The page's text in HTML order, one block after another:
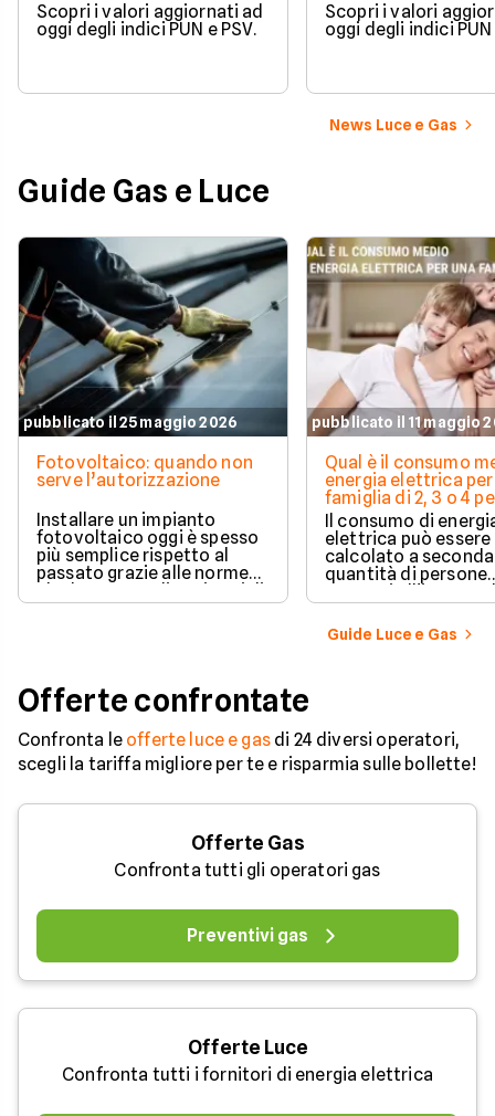
Scopri i valori aggiornati ad
oggi degli indici PUN e PSV.
Scopri i valori
oggi degli indici PUN
News Luce e Gas
Guide Gas e Luce
pubblicato il 25 maggio 2026
Fotovoltaico: quando non
serve l’autorizzazione
Installare un impianto
fotovoltaico oggi è spesso
più semplice rispetto al
passato grazie alle norme
che hanno ampliato i casi di
edilizia libera.
pubblicato il 11 maggio
Qual è il consumo
energia elettrica per
famiglia di 2, 3 o 4
Il consumo di
elettrica può essere
calcolato a
quantità di persone
presenti all'interno
determinato
numerosi i fattori
influenzano questo
Guide Luce e Gas
Offerte confrontate
Confronta le offerte luce e gasdi 24 diversi operatori,
scegli la tariffa migliore per te e risparmia sulle bollette!
Offerte Gas
Confronta tutti gli operatori gas
Preventivi gas
Offerte Luce
Confronta tutti i fornitori di energia elettrica